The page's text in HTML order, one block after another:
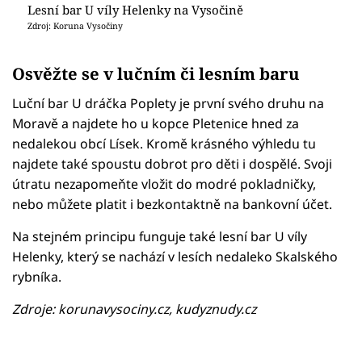
Lesní bar U víly Helenky na Vysočině
Zdroj: Koruna Vysočiny
Osvěžte se v lučním či lesním baru
Luční bar U dráčka Poplety je první svého druhu na
Moravě a najdete ho u kopce Pletenice hned za
nedalekou obcí Lísek. Kromě krásného výhledu tu
najdete také spoustu dobrot pro děti i dospělé. Svoji
útratu nezapomeňte vložit do modré pokladničky,
nebo můžete platit i bezkontaktně na bankovní účet.
Na stejném principu funguje také lesní bar U víly
Helenky, který se nachází v lesích nedaleko Skalského
rybníka.
Zdroje: korunavysociny.cz, kudyznudy.cz